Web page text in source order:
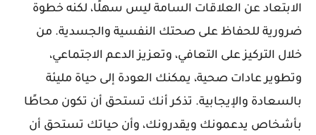
الابتعاد عن العلاقات السامة ليس سهلًا، لكنه خطوة
ضرورية للحفاظ على صحتك النفسية والجسدية. من
خلال التركيز على التعافي، وتعزيز الدعم الاجتماعي،
وتطوير عادات صحية، يمكنك العودة إلى حياة مليئة
بالسعادة والإيجابية. تذكر أنك تستحق أن تكون محاطًا
بأشخاص يدعمونك ويقدرونك، وأن حياتك تستحق أن